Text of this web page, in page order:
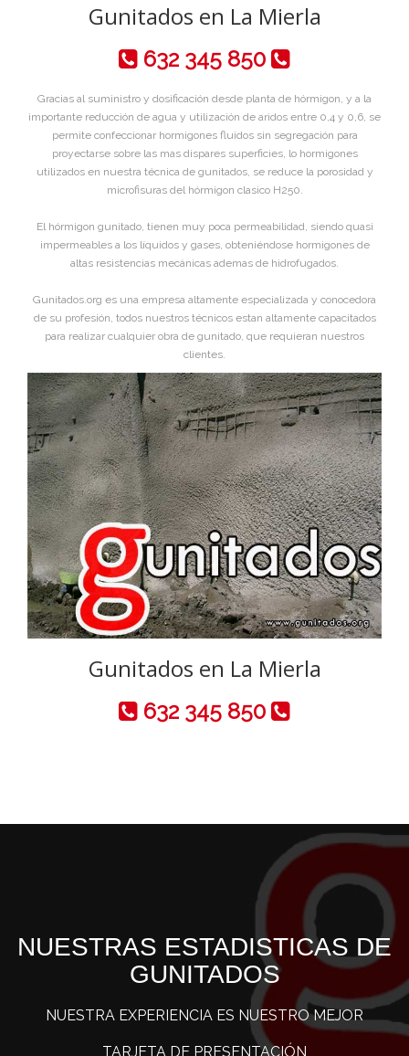
Gunitados en La Mierla
632 345 850
Gracias al suministro y dosificación desde planta de hórmigon, y a la
importante reducción de agua y utilización de aridos entre 0,4 y 0,6, se
permite confeccionar hormigones fluidos sin segregación para
proyectarse sobre las mas dispares superficies, lo hormigones
utilizados en nuestra técnica de gunitados, se reduce la porosidad y
microfisuras del hórmigon clasico H250.
El hórmigon gunitado, tienen muy poca permeabilidad, siendo quasi
impermeables a los líquidos y gases, obteniéndose hormigones de
altas resistencias mecánicas ademas de hidrofugados.
Gunitados.org es una empresa altamente especializada y conocedora
de su profesión, todos nuestros técnicos estan altamente capacitados
para realizar cualquier obra de gunitado, que requieran nuestros
clientes.
Gunitados en La Mierla
632 345 850
NUESTRAS ESTADISTICAS DE
GUNITADOS
NUESTRA EXPERIENCIA ES NUESTRO MEJOR
TARJETA DE PRESENTACIÓN